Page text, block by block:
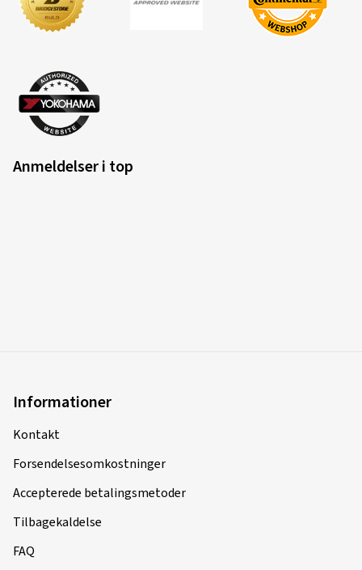
Anmeldelser i top
Informationer
Kontakt
Forsendelsesomkostninger
Accepterede betalingsmetoder
Tilbagekaldelse
FAQ